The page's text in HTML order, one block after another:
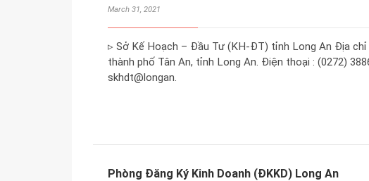
March 31, 2021
▹ Sở Kế Hoạch – Đầu Tư (KH-ĐT) tỉnh Long An Địa
thành phố Tân An, tỉnh Long An. Điện thoại : (0272)
skhdt@longan.
Phòng Đăng Ký Kinh Doanh (ĐKKD) Long An